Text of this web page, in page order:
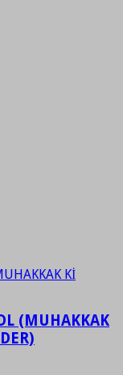
(MUHAKKAK